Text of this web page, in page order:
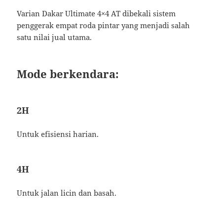
Varian Dakar Ultimate 4×4 AT dibekali sistem
penggerak empat roda pintar yang menjadi salah
satu nilai jual utama.
Mode berkendara:
2H
Untuk efisiensi harian.
4H
Untuk jalan licin dan basah.